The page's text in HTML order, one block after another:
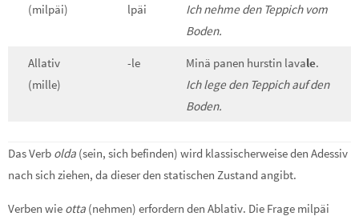
(milpäi)
lpäi
Ich nehme den Teppich vom
Boden.
Allativ
(mille)
-le Minä panen hurstin lavale.
Ich lege den Teppich auf den
Boden.
Das Verb olda (sein, sich befinden) wird klassischerweise den Adessiv
nach sich ziehen, da dieser den statischen Zustand angibt.
Verben wie otta (nehmen) erfordern den Ablativ. Die Frage milpäi